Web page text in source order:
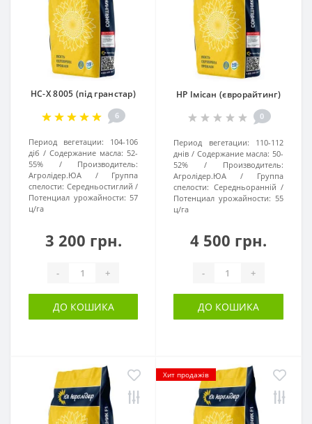
НС-Х 8005 (під гранстар)
6
Период вегетации:
104-106
діб
Содержание масла: 52-
55%
Производитель:
Агролідер.ЮА
Группа
спелости: Середньостиглий
Потенциал урожайности: 57
ц/га
3 200 грн.
- +
ДО КОШИКА
НР Імісан (єврорайтинг)
0
Период вегетации:
110-112
днів
Содержание масла: 50-
52%
Производитель:
Агролідер.ЮА
Группа
спелости: Середньоранній
Потенциал урожайности: 55
ц/га
4 500 грн.
- +
ДО КОШИКА
Хит продажів